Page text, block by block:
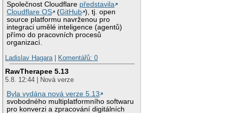
Společnost Cloudflare představila
Cloudflare OS
(GitHub ), tj. open
source platformu navrženou pro
integraci umělé inteligence (agentů)
přímo do pracovních procesů
organizací.
Ladislav Hagara| Komentářů: 0
RawTherapee 5.13
5.8. 12:44 | Nová verze
Byla vydána nová verze 5.13
svobodného multiplatformního softwaru
pro konverzi a zpracování digitálních